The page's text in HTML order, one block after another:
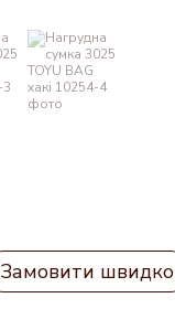
Замовити швидко